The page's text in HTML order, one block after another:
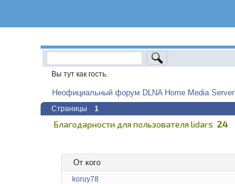
Вы тут как гость.
Неофициальный форум DLNA Home Media Server
Страницы 1
Благодарности для пользователя lidars 24
От кого
koruy78